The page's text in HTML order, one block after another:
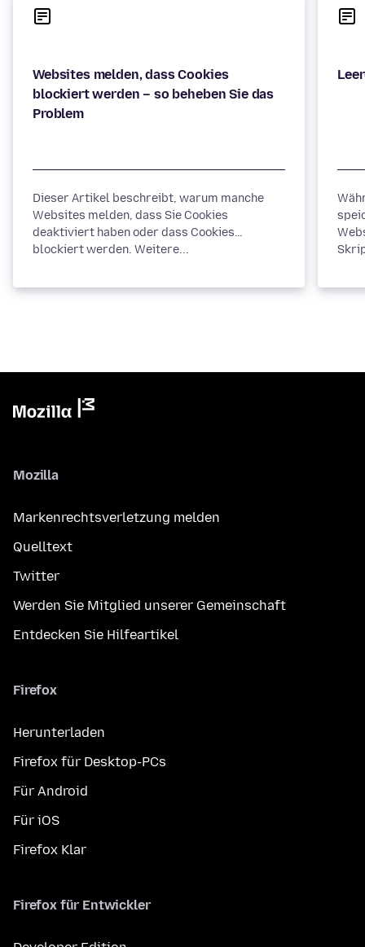
Websites melden, dass Cookies
blockiert werden – so beheben Sie das
Problem
Dieser Artikel beschreibt, warum manche
Websites melden, dass Sie Cookies
deaktiviert haben oder dass Cookies
blockiert werden. Weitere...
Mozilla
Markenrechtsverletzung melden
Quelltext
Twitter
Werden Sie Mitglied unserer Gemeinschaft
Entdecken Sie Hilfeartikel
Firefox
Herunterladen
Firefox für Desktop-PCs
Für Android
Für iOS
Firefox Klar
Firefox für Entwickler